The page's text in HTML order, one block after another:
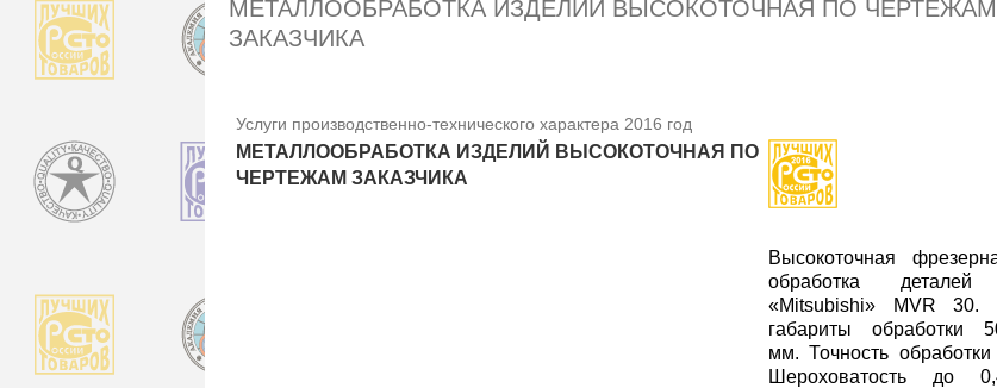
МЕТАЛЛООБРАБОТКА ИЗДЕЛИЙ ВЫСОКОТОЧНАЯ ПО ЧЕРТЕЖАМ
ЗАКАЗЧИКА
Услуги производственно-технического характера 2016 год
МЕТАЛЛООБРАБОТКА ИЗДЕЛИЙ ВЫСОКОТОЧНАЯ ПО
ЧЕРТЕЖАМ ЗАКАЗЧИКА
Высокоточная
обработка
«Mitsubishi» MVR 30.
габариты обработки
мм. Точность
Шероховатость до